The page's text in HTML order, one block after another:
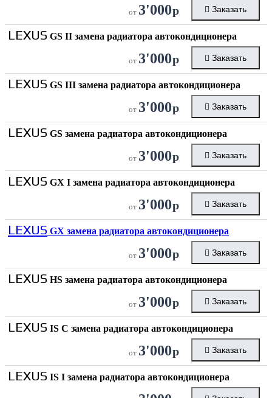
от 3'000р Заказать
LEXUS GS II замена радиатора автокондиционера
от 3'000р Заказать
LEXUS GS III замена радиатора автокондиционера
от 3'000р Заказать
LEXUS GS замена радиатора автокондиционера
от 3'000р Заказать
LEXUS GX I замена радиатора автокондиционера
от 3'000р Заказать
LEXUS GX замена радиатора автокондиционера
от 3'000р Заказать
LEXUS HS замена радиатора автокондиционера
от 3'000р Заказать
LEXUS IS C замена радиатора автокондиционера
от 3'000р Заказать
LEXUS IS I замена радиатора автокондиционера